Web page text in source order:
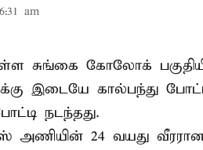
am
சுங்கை கோலோக்
இடையே கால்பந்து
நடந்தது.
அணியின் 24 வயது